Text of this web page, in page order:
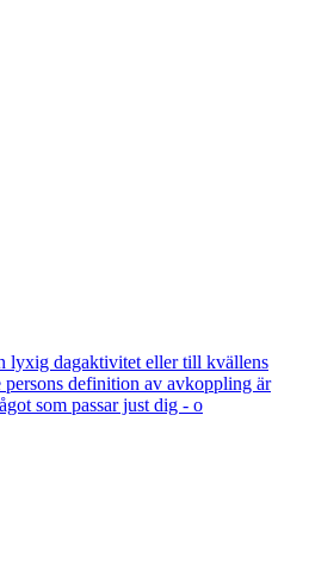
lyxig dagaktivitet eller till kvällens
definition av avkoppling är
som passar just dig - o